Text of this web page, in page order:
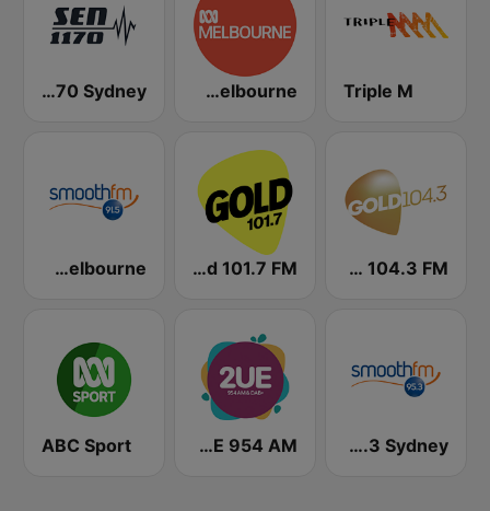
Triple M
ABC Radio Melbourne
SEN Sports 1170 Sydney
Gold 104.3 FM
Gold 101.7 FM
Smooth FM 91.5 Melbourne
Smooth FM 95.3 Sydney
2UE 954 AM
ABC Sport